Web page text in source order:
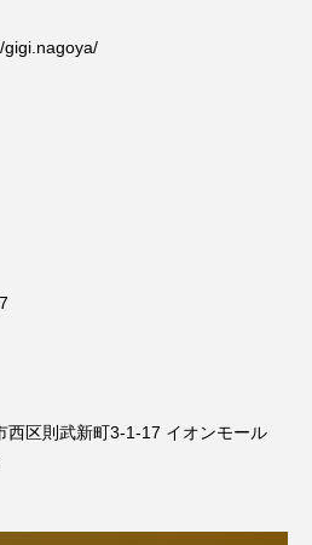
gigi.nagoya/
西区則武新町3-1-17 イオンモール